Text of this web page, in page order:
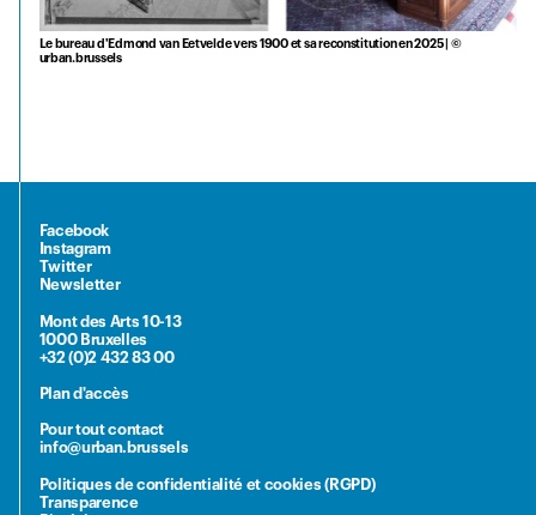
Le bureau d'Edmond van Eetvelde vers 1900 et sa reconstitution en 2025 | ©
urban.brussels
Facebook
Instagram
Twitter
Newsletter
Mont des Arts 10-13
1000 Bruxelles
+32 (0)2 432 83 00
Plan d'accès
Pour tout contact
info@urban.brussels
Politiques de confidentialité et cookies (RGPD)
Transparence